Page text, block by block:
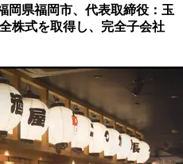
岡県福岡市、代表取締役：玉
株式を取得し、完全子会社